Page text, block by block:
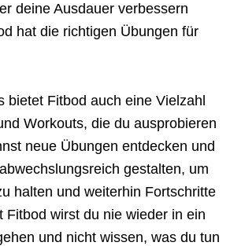
deine Ausdauer verbessern
hat die richtigen Übungen für
bietet Fitbod auch eine Vielzahl
Workouts, die du ausprobieren
neue Übungen entdecken und
gestalten, um
halten und weiterhin Fortschritte
Fitbod wirst du nie wieder in ein
und nicht wissen, was du tun